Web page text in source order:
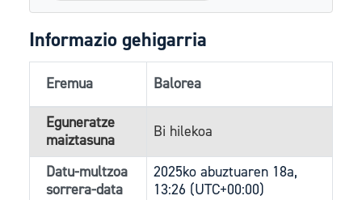
Informazio gehigarria
Eremua Balorea
Eguneratze
maiztasuna
Bi hilekoa
Datu-multzoa
sorrera-data
2025ko abuztuaren 18a,
13:26 (UTC+00:00)